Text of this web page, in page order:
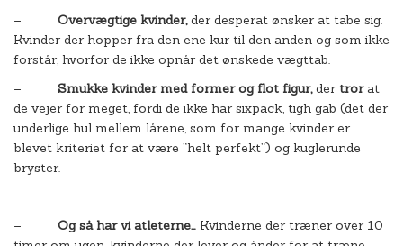
– Overvægtige kvinder,der desperat ønsker at tabe sig.
Kvinder der hopper fra den ene kur til den anden og som ikke
forstår, hvorfor de ikke opnår det ønskede vægttab.
– Smukke kvinder med former og flot figur,der trorat
de vejer for meget, fordi de ikke har sixpack, tigh gab (det der
underlige hul mellem lårene, som for mange kvinder er
blevet kriteriet for at være ”helt perfekt”) og kuglerunde
bryster.
– Og så har vi atleterne… Kvinderne der træner over 10